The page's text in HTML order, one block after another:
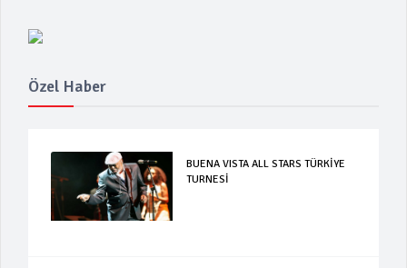
Özel Haber
BUENA VISTA ALL STARS TÜRKİYE
TURNESİ